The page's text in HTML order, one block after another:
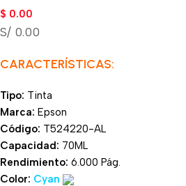
$ 0.00
S/ 0.00
CARACTERÍSTICAS:
Tipo: Tinta
Marca: Epson
Código: T524220-AL
Capacidad: 70ML
Rendimiento: 6.000 Pág.
Color: Cyan